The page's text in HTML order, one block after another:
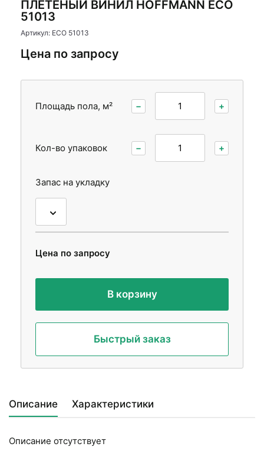
ПЛЕТЕНЫЙ ВИНИЛ HOFFMANN ECO
51013
Артикул: ECO 51013
Цена по запросу
Площадь пола, м² − +
Кол-во упаковок − +
Запас на укладку
Цена по запросу
В корзину
Быстрый заказ
Описание Характеристики
Описание отсутствует
Стеновые панели
Межкомнатные двери
Стеновые панели
Межкомнатные двери